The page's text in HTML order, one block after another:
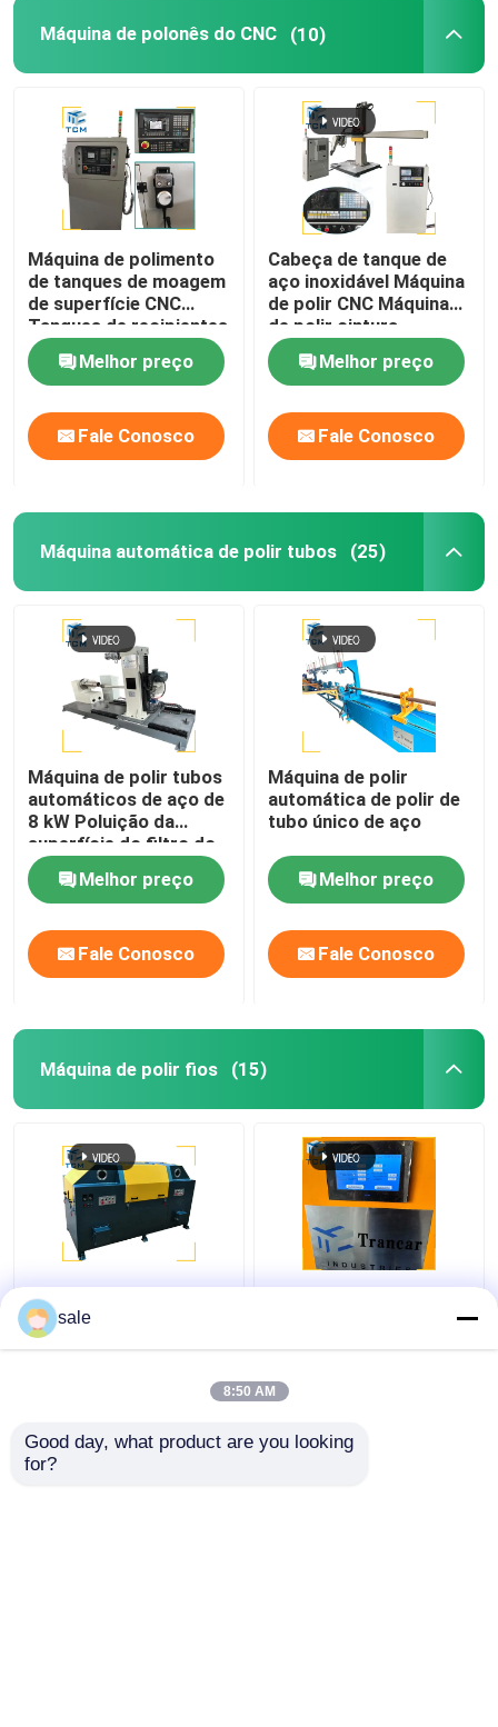
Máquina de polonês do CNC (10)
Máquina de polimento
de tanques de moagem
de superfície CNC
Tanques de recipientes
de metal Limpeza de
espelhosMelhor preço
Fale Conosco
Cabeça de tanque de
aço inoxidável Máquina
de polir CNC Máquina
de polir cintura
automática
Melhor preço
Fale Conosco
Máquina automática de polir tubos (25)
Máquina de polir tubos
automáticos de aço de
8 kW Poluição da
superfície do filtro do
recipiente
Melhor preço
Fale Conosco
Máquina de polir
automática de polir de
tubo único de aço
Melhor preço
Fale Conosco
Máquina de polir fios (15)
Máquina de polir fios
metálicos de aço 2m/S
Máquina de polir
120 - 200 m/h Máquina
sale
8:50 AM
Good day, what product are you looking
for?